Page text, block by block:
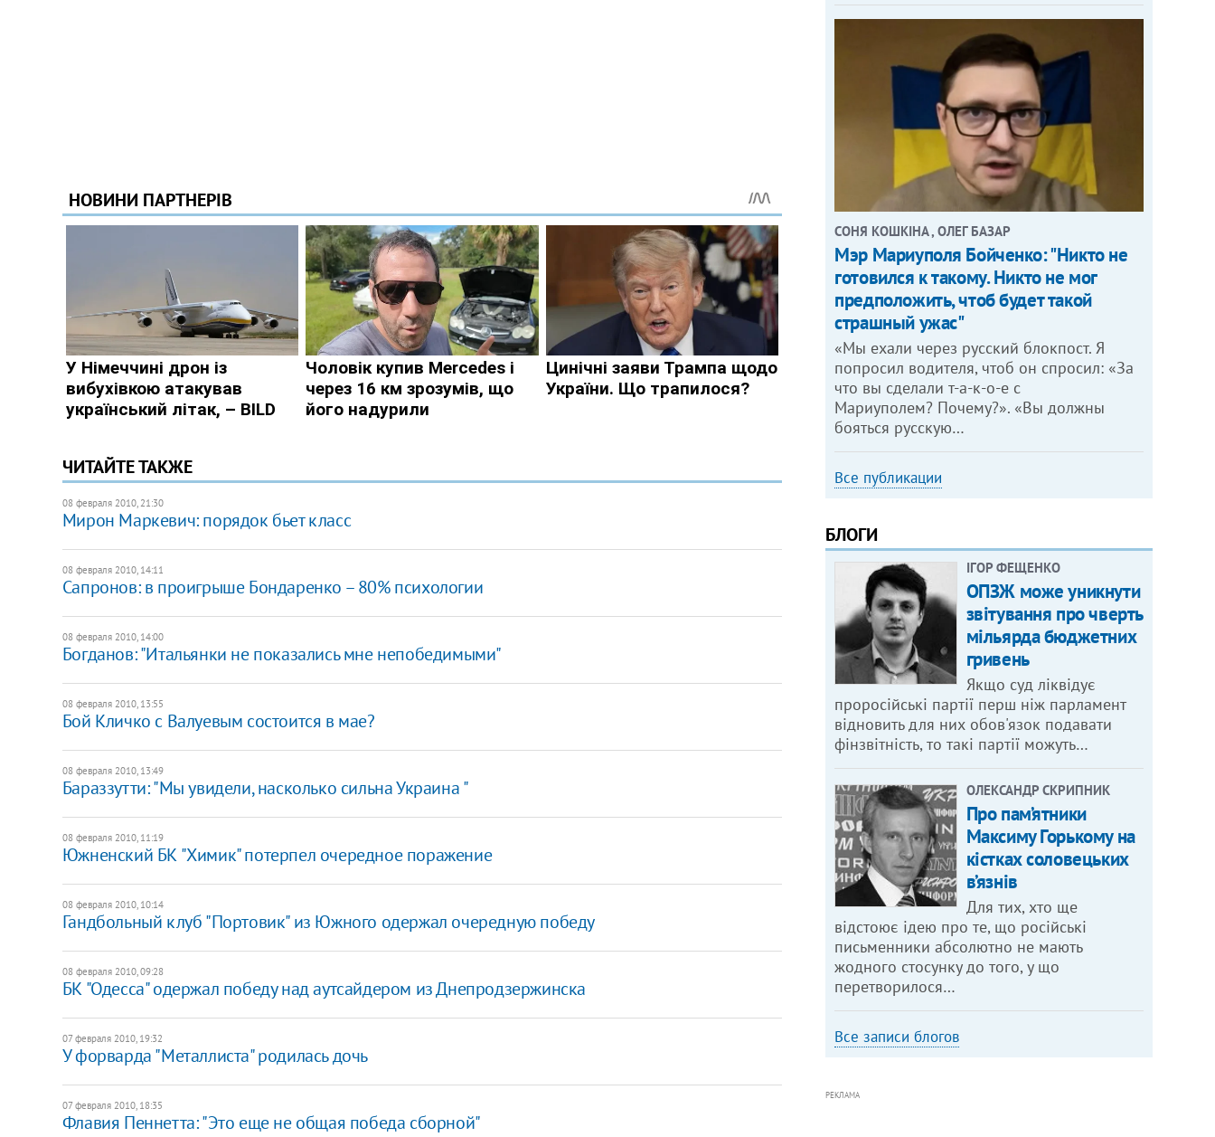
ЧИТАЙТЕ ТАКЖЕ
08 февраля 2010, 21:30
Мирон Маркевич: порядок бьет класс
08 февраля 2010, 14:11
Сапронов: в проигрыше Бондаренко – 80% психологии
08 февраля 2010, 14:00
Богданов: "Итальянки не показались мне непобедимыми"
08 февраля 2010, 13:55
Бой Кличко с Валуевым состоится в мае?
08 февраля 2010, 13:49
Бараззутти: "Мы увидели, насколько сильна Украина "
08 февраля 2010, 11:19
Южненский БК "Химик" потерпел очередное поражение
08 февраля 2010, 10:14
Гандбольный клуб "Портовик" из Южного одержал очередную победу
08 февраля 2010, 09:28
БК "Одесса" одержал победу над аутсайдером из Днепродзержинска
07 февраля 2010, 19:32
У форварда "Металлиста" родилась дочь
07 февраля 2010, 18:35
Флавия Пеннетта: "Это еще не общая победа сборной"
СОНЯ КОШКІНА , ОЛЕГ БАЗАР
Мэр Мариуполя Бойченко: "Никто не
готовился к такому. Никто не мог
предположить, чтоб будет такой
страшный ужас"
«Мы ехали через русский блокпост. Я
попросил водителя, чтоб он спросил: «За
что вы сделали т-а-к-о-е с
Мариуполем? Почему?». «Вы должны
бояться русскую…
Все публикации
БЛОГИ
ІГОР ФЕЩЕНКО
ОПЗЖ може уникнути
звітування про чверть
мільярда бюджетних
гривень
Якщо суд ліквідує
проросійські партії перш ніж парламент
відновить для них обов'язок подавати
фінзвітність, то такі партії можуть…
ОЛЕКСАНДР СКРИПНИК
Про пам’ятники
Максиму Горькому на
кістках соловецьких
в’язнів
Для тих, хто ще
відстоює ідею про те, що російські
письменники абсолютно не мають
жодного стосунку до того, у що
перетворилося…
Все записи блогов
РЕКЛАМА